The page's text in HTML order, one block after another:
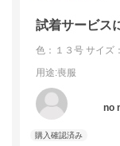
試着サービス
色：１３号 サイズ
用途:喪服
no